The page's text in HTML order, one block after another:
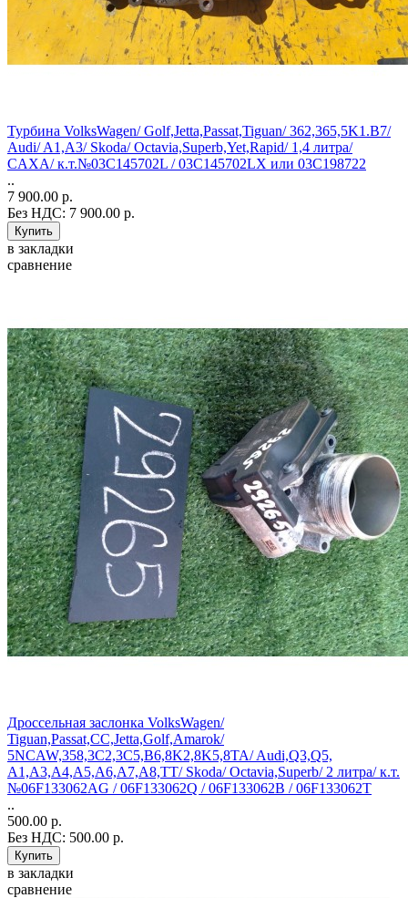
Турбина VolksWagen/ Golf,Jetta,Passat,Tiguan/ 362,365,5K1.B7/
Audi/ A1,A3/ Skoda/ Octavia,Superb,Yet,Rapid/ 1,4 литра/
CAXA/ к.т.№03C145702L / 03C145702LX или 03C198722
..
7 900.00 р.
Без НДС: 7 900.00 р.
в закладки
сравнение
Дроссельная заслонка VolksWagen/
Tiguan,Passat,СС,Jetta,Golf,Amarok/
5NCAW,358,3C2,3С5,B6,8K2,8K5,8TA/ Audi,Q3,Q5,
A1,A3,A4,A5,A6,A7,A8,TT/ Skoda/ Octavia,Superb/ 2 литра/ к.т.
№06F133062AG / 06F133062Q / 06F133062B / 06F133062T
..
500.00 р.
Без НДС: 500.00 р.
в закладки
сравнение